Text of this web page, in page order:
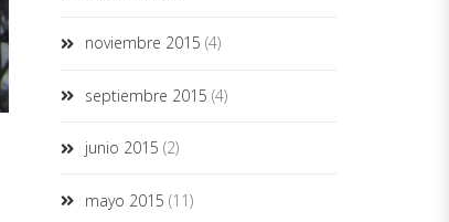
noviembre 2015 (4)
septiembre 2015 (4)
junio 2015 (2)
mayo 2015 (11)